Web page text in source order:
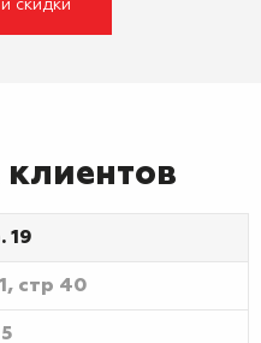
скидки
19
стр 40